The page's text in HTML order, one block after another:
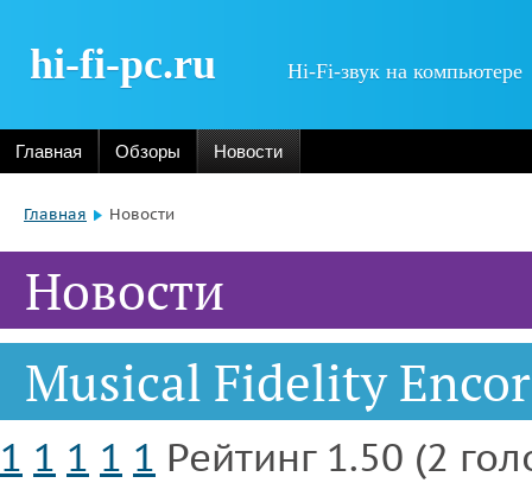
hi-fi-pc.ru Hi-Fi-звук на компьютере
Главная Обзоры Новости
Главная Новости
Новости
Musical Fidelity
1 1 1 1 1 Рейтинг 1.50 (2